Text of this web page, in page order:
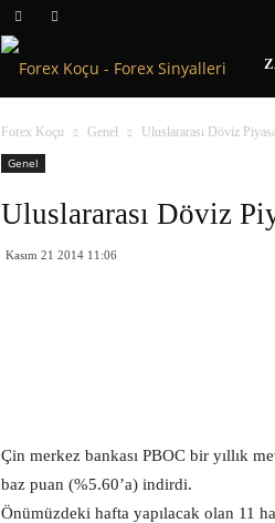
Forex Koçu Genel
Uluslararası Döviz
Genel
Uluslararası Döviz
Kasım 21 2014 11:06
Çin merkez bankası PBOC bir yıllık
baz puan (%5.60’a) indirdi.
Önümüzdeki hafta yapılacak olan 11